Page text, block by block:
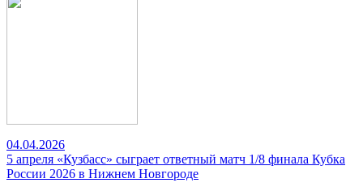
04.04.2026
5 апреля «Кузбасс» сыграет ответный матч 1/8 финала Кубка
России 2026 в Нижнем Новгороде